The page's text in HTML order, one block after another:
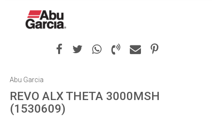
Abu Garcia
REVO ALX THETA 3000MSH
(1530609)